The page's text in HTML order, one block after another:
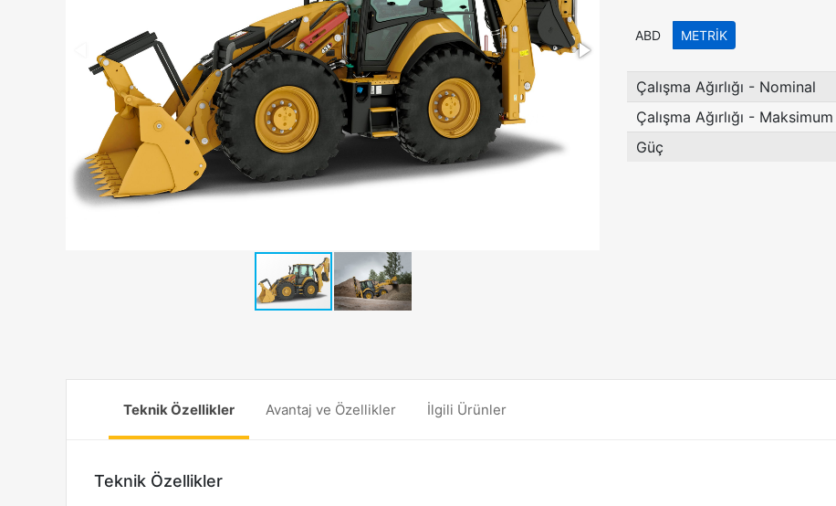
ABD METRIK
Çalışma Ağırlığı - Nominal
Çalışma Ağırlığı - Maksimum
Güç
Teknik Özellikler Avantaj ve Özellikler İlgili Ürünler
Teknik Özellikler